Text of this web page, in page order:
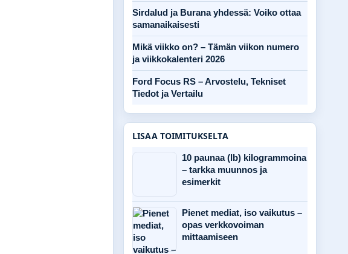
Sirdalud ja Burana yhdessä: Voiko ottaa
samanaikaisesti
Mikä viikko on? – Tämän viikon numero
ja viikkokalenteri 2026
Ford Focus RS – Arvostelu, Tekniset
Tiedot ja Vertailu
LISAA TOIMITUKSELTA
10 paunaa (lb) kilogrammoina
– tarkka muunnos ja
esimerkit
Pienet mediat, iso vaikutus –
opas verkkovoiman
mittaamiseen